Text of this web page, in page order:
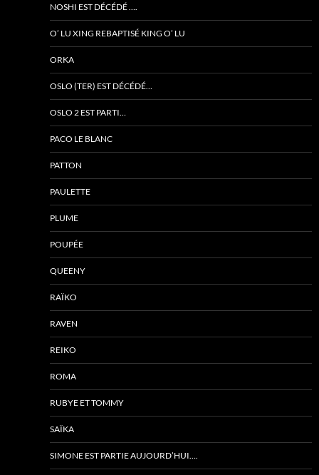
NOSHI EST DÉCÉDÉ ….
O’ LU XING REBAPTISÉ KING O’ LU
ORKA
OSLO (TER) EST DÉCÉDÉ…
OSLO 2 EST PARTI…
PACO LE BLANC
PATTON
PAULETTE
PLUME
POUPÉE
QUEENY
RAÏKO
RAVEN
REIKO
ROMA
RUBYE ET TOMMY
SAÏKA
SIMONE EST PARTIE AUJOURD’HUI….